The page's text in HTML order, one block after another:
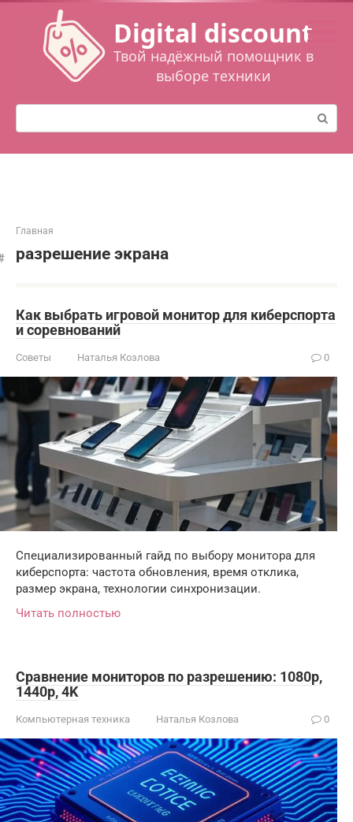
Перейти
контенту
Digital discount
Твой надёжный помощник в
выборе техники
Поиск:
Главная
разрешение экрана
Как выбрать игровой монитор для киберспорта
и соревнований
Советы Наталья Козлова 0
Специализированный гайд по выбору монитора для
киберспорта: частота обновления, время отклика,
размер экрана, технологии синхронизации.
Читать полностью
Сравнение мониторов по разрешению: 1080p,
1440p, 4K
Компьютерная техника Наталья Козлова 0